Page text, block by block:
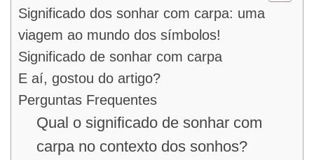
Significado dos sonhar com carpa: uma
viagem ao mundo dos símbolos!
Significado de sonhar com carpa
E aí, gostou do artigo?
Perguntas Frequentes
Qual o significado de sonhar com
carpa no contexto dos sonhos?